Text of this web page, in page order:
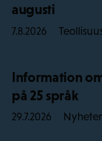
augusti
7.8.2026
Information
på 25 språk
29.7.2026 Nyheter